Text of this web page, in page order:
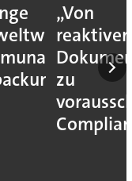
„Von
reaktiver
zu